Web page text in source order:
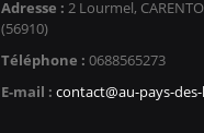
Adresse : 2 Lourmel,
(56910)
Téléphone : 0688565273
E-mail : contact@au-pays-